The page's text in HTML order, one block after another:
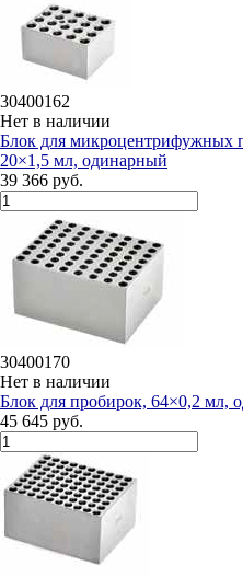
30400162
Нет в наличии
Блок для микроцентрифужных
20×1,5 мл, одинарный
39 366 руб.
30400170
Нет в наличии
Блок для пробирок, 64×0,2 мл,
45 645 руб.